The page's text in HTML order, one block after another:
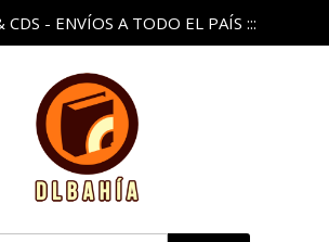
CDS - ENVÍOS A TODO EL PAÍS :::